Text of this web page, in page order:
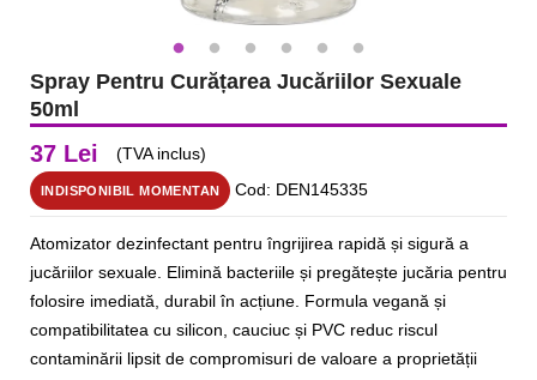
Spray Pentru Curățarea Jucăriilor Sexuale
50ml
37 Lei (TVA inclus)
INDISPONIBIL MOMENTAN Cod: DEN145335
Atomizator dezinfectant pentru îngrijirea rapidă și sigură a
jucăriilor sexuale. Elimină bacteriile și pregătește jucăria pentru
folosire imediată, durabil în acțiune. Formula vegană și
compatibilitatea cu silicon, cauciuc și PVC reduc riscul
contaminării lipsit de compromisuri de valoare a proprietății